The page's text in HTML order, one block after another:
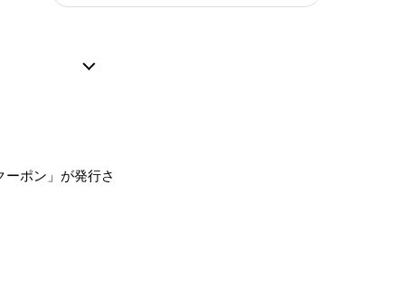
ーポン」が発行さ